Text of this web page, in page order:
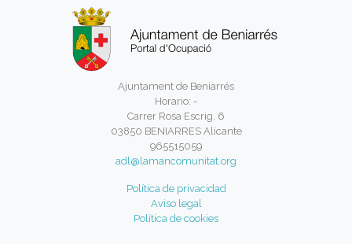
Ajuntament de Beniarrés
Horario: -
Carrer Rosa Escrig, 6
03850 BENIARRES Alicante
965515059
adl@lamancomunitat.org
Política de privacidad
Aviso legal
Política de cookies